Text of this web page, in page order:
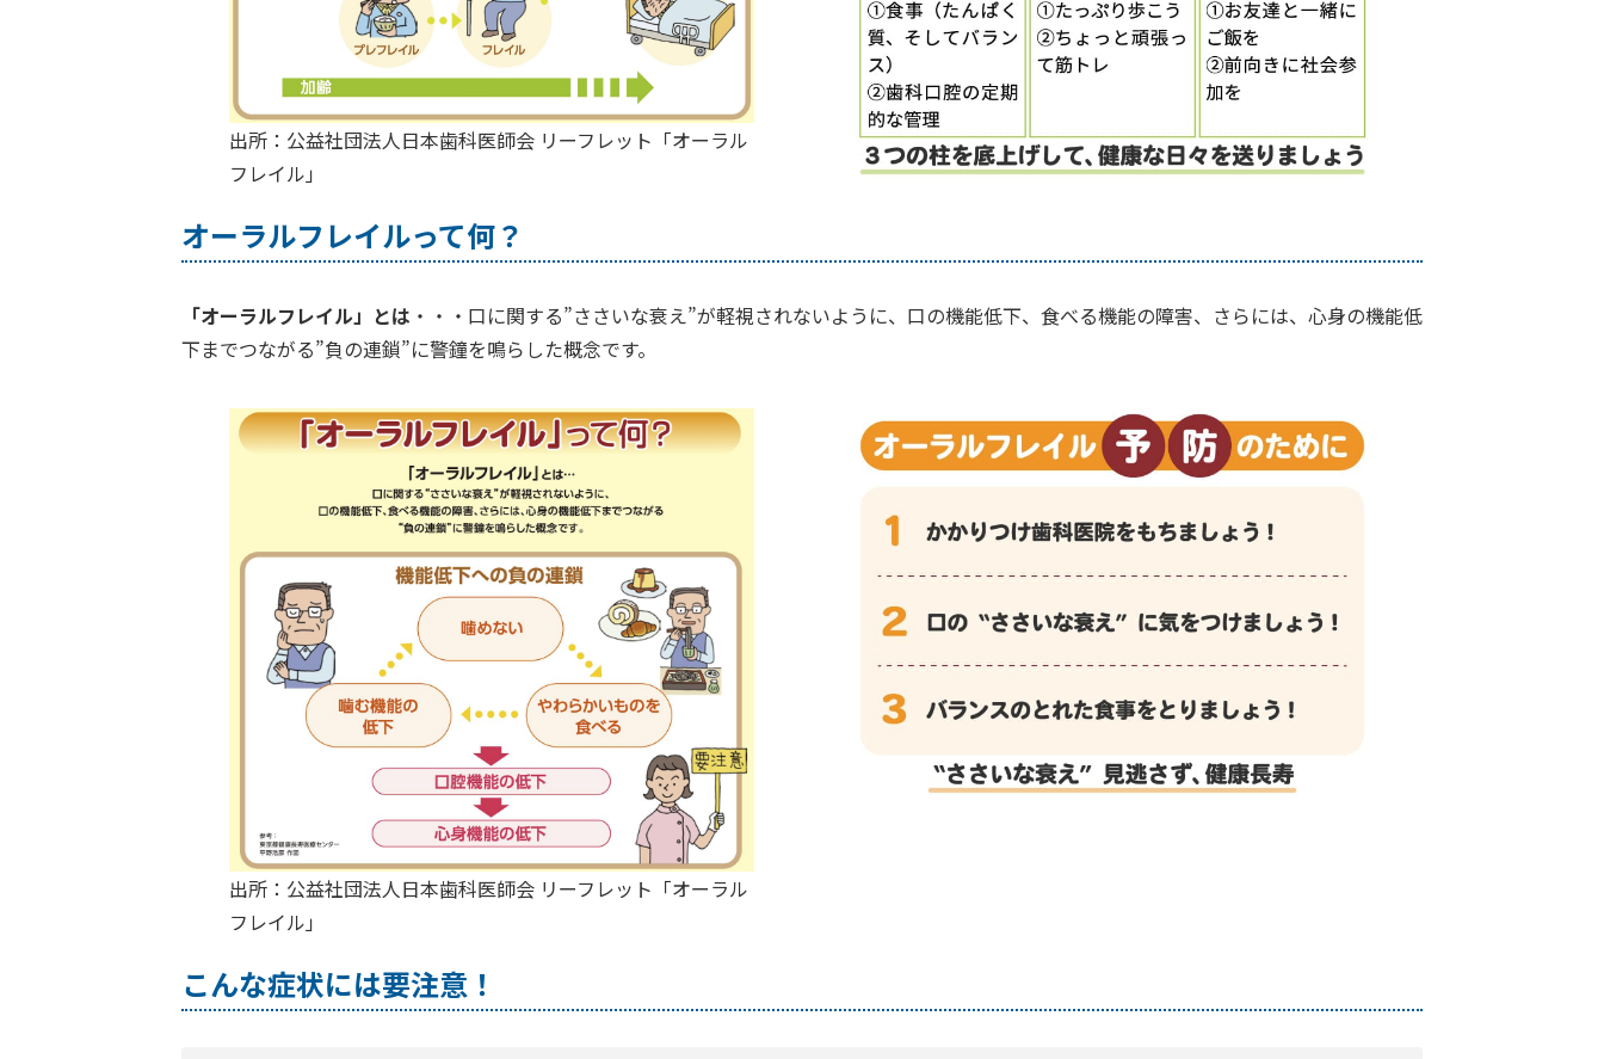
出所：公益社団法人日本歯科医師会 リーフレット「オーラル
フレイル」
オーラルフレイルって何？
「オーラルフレイル」とは ・・・口に関する”ささいな衰え”が軽視されないように、口の機能低下、食べる機能の障害、さらには、心身の機能低
下までつながる”負の連鎖”に警鐘を鳴らした概念です。
出所：公益社団法人日本歯科医師会 リーフレット「オーラル
フレイル」
こんな症状には要注意！